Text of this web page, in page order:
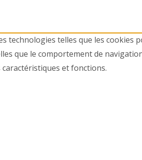
technologies telles que les
que le comportement de
et fonctions.